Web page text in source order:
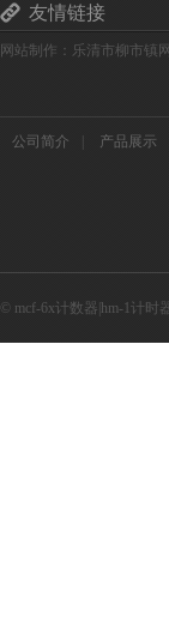
友情链接
网站制作：乐清市柳市镇
公司简介 产品展示
© mcf-6x计数器|hm-1计时